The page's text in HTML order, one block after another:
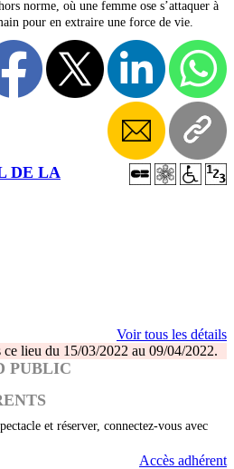
norme, où une femme ose s’attaquer à
pour en extraire une force de vie.
DE LA
Voir tous les détails
ce lieu du 15/03/2022 au 09/04/2022.
PUBLIC
et réserver, connectez-vous avec
Accès adhérent